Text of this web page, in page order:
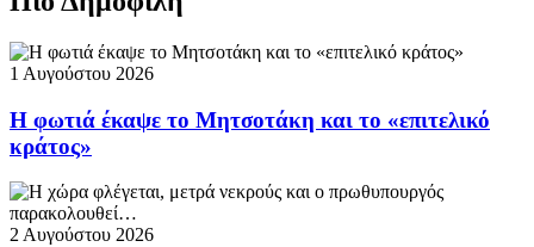
1 Αυγούστου 2026
Η φωτιά έκαψε το Μητσοτάκη και το «επιτελικό
κράτος»
2 Αυγούστου 2026